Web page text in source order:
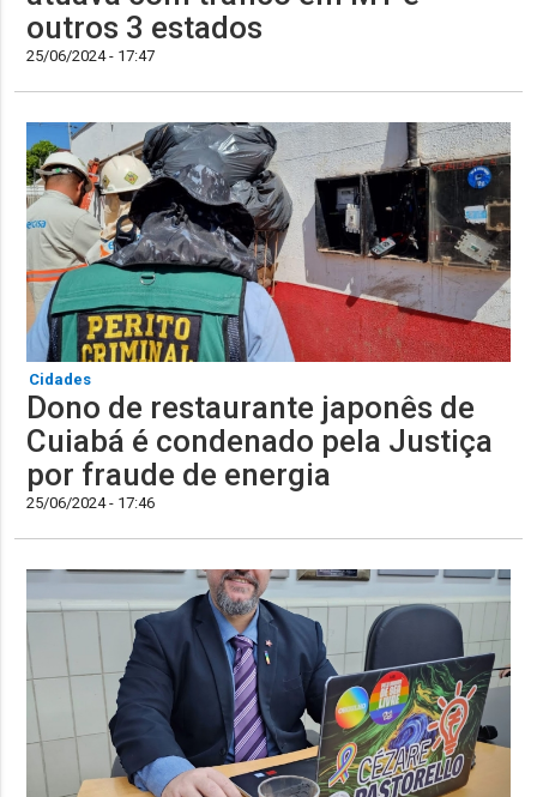
outros 3 estados
25/06/2024 - 17:47
Cidades
Dono de restaurante japonês de
Cuiabá é condenado pela Justiça
por fraude de energia
25/06/2024 - 17:46